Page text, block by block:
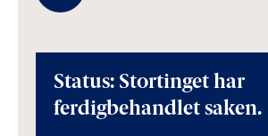
Status: Stortinget har
ferdigbehandlet saken.